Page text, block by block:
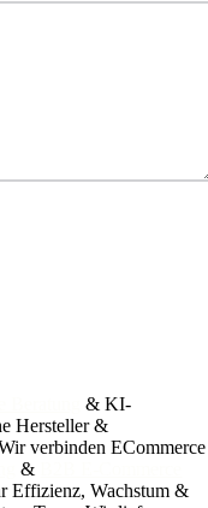
& KI-
Hersteller &
verbinden ECommerce
&
Effizienz, Wachstum &